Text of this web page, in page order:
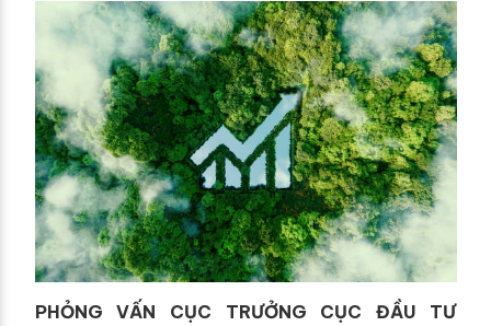
PHỎNG VẤN CỤC TRƯỞNG CỤC ĐẦU TƯ